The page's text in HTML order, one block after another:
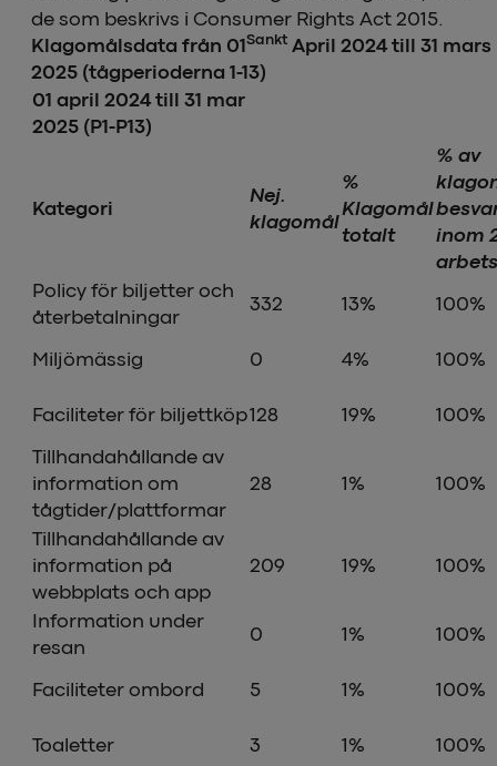
de som beskrivs i Consumer Rights Act 2015.
Klagomålsdata från 01Sankt April 2024 till 31 mars
2025 (tågperioderna 1-13)
01 april 2024 till 31 mar
2025 (P1-P13)
Kategori
Nej.
klagomål
%
Klagomål
totalt
% av
inom
Policy för biljetter och
återbetalningar
332 13% 100%
Miljömässig 0 4% 100%
Faciliteter för biljettköp128 19%
100%
Tillhandahållande av
information om
tågtider/plattformar
28 1% 100%
Tillhandahållande av
information på
webbplats och app
209 19% 100%
Information under
resan
0 1% 100%
Faciliteter ombord 5 1% 100%
Toaletter 3 1%
100%